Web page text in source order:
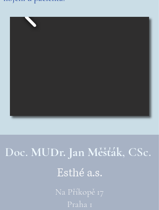
Doc. MUDr. Jan Měšťák, CSc.
Esthé a.s.
Na Příkopě 17
Praha 1